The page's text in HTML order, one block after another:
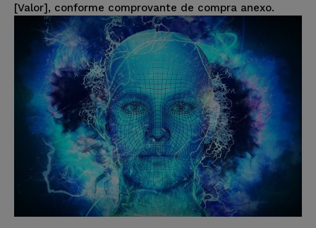
[Valor], conforme comprovante de compra anexo.